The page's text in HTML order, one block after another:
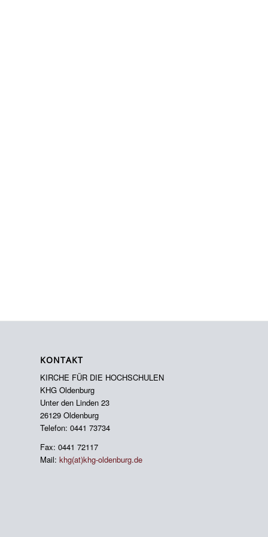
KONTAKT
KIRCHE FÜR DIE HOCHSCHULEN
KHG Oldenburg
Unter den Linden 23
26129 Oldenburg
Telefon: 0441 73734
Fax: 0441 72117
Mail: khg(at)khg-oldenburg.de